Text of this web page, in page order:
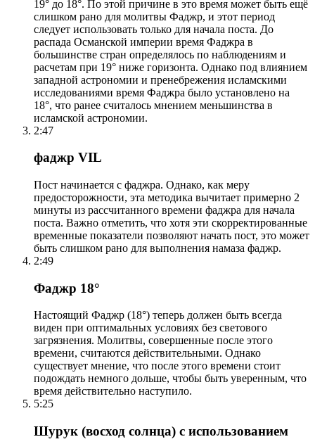
19° до 18°. По этой причине в это время может быть ещё
слишком рано для молитвы Фаджр, и этот период
следует использовать только для начала поста. До
распада Османской империи время Фаджра в
большинстве стран определялось по наблюдениям и
расчетам при 19° ниже горизонта. Однако под влиянием
западной астрономии и пренебрежения исламскими
исследованиями время Фаджра было установлено на
18°, что ранее считалось мнением меньшинства в
исламской астрономии.
2:47
фаджр VIL
Пост начинается с фаджра. Однако, как меру
предосторожности, эта методика вычитает примерно 2
минуты из рассчитанного времени фаджра для начала
поста. Важно отметить, что хотя эти скорректированные
временные показатели позволяют начать пост, это может
быть слишком рано для выполнения намаза фаджр.
2:49
Фаджр 18°
Настоящий Фаджр (18°) теперь должен быть всегда
виден при оптимальных условиях без светового
загрязнения. Молитвы, совершенные после этого
времени, считаются действительными. Однако
существует мнение, что после этого времени стоит
подождать немного дольше, чтобы быть уверенным, что
время действительно наступило.
5:25
Шурук (восход солнца) с использованием